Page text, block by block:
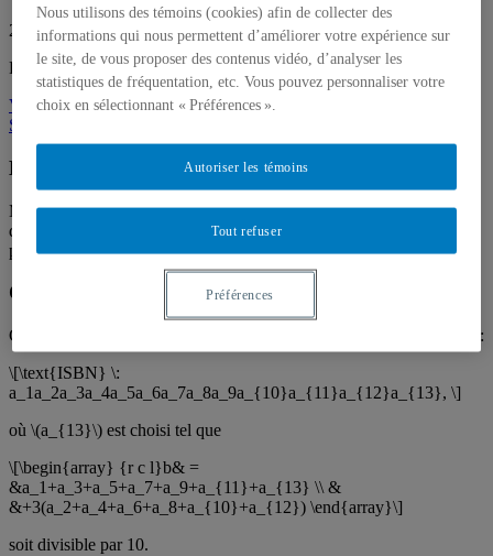
24 février 2020
Par Bernard R. Hodgson
Volume 15.1 - hiver-printemps 2020
Section problèmes
Élections
Montrer que la dictature d’un électeur satisfait aux trois axiomes
d’unanimité, de transitivité et d’indépendance des alternatives non
pertinentes.
Codes correcteurs
Chaque livre a un code ISBN composé de 13 chiffres de {0,1,…,9}:
\[\text{ISBN} \:
a_1a_2a_3a_4a_5a_6a_7a_8a_9a_{10}a_{11}a_{12}a_{13}, \]
où \(a_{13}\) est choisi tel que
\[\begin{array} {r c l}b& =
&a_1+a_3+a_5+a_7+a_9+a_{11}+a_{13} \\ &
&+3(a_2+a_4+a_6+a_8+a_{10}+a_{12}) \end{array}\]
soit divisible par 10.
Nous utilisons des témoins (cookies) afin de collecter des
informations qui nous permettent d’améliorer votre expérience sur
le site, de vous proposer des contenus vidéo, d’analyser les
statistiques de fréquentation, etc. Vous pouvez personnaliser votre
choix en sélectionnant « Préférences ».
Tout refuser
Autoriser les témoins
Préférences